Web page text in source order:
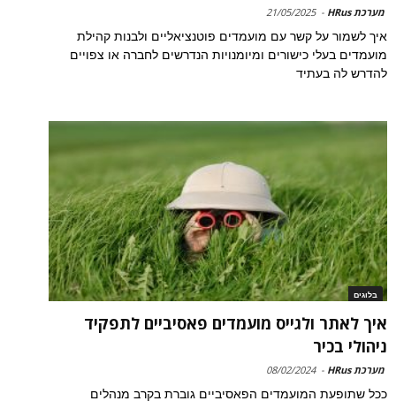
מערכת HRus -
21/05/2025
איך לשמור על קשר עם מועמדים פוטנציאליים ולבנות קהילת
מועמדים בעלי כישורים ומיומנויות הנדרשים לחברה או צפויים
להדרש לה בעתיד
בלוגים
איך לאתר ולגייס מועמדים פאסיביים לתפקיד
ניהולי בכיר
מערכת HRus -
08/02/2024
ככל שתופעת המועמדים הפאסיביים גוברת בקרב מנהלים